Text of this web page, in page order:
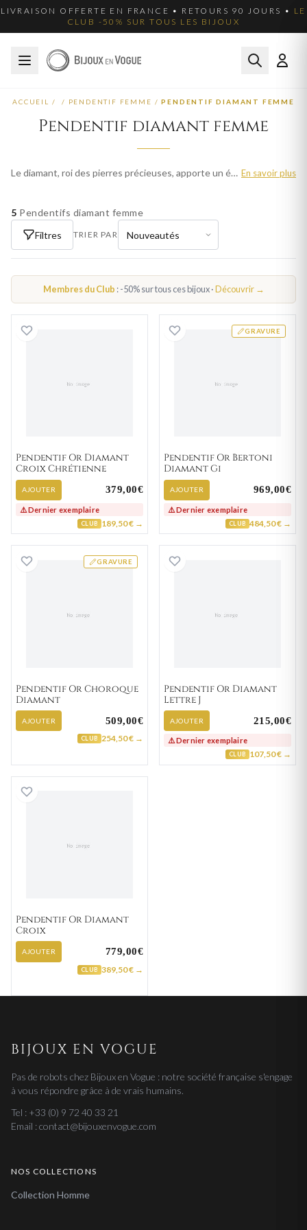
LIVRAISON OFFERTE EN FRANCE • RETOURS 90 JOURS • LE
CLUB -50% SUR TOUS LES BIJOUX
ACCUEIL / / PENDENTIF FEMME / PENDENTIF DIAMANT FEMME
Pendentif diamant femme
Le diamant, roi des pierres précieuses, apporte un éclat incomparable à chaque bijou. Nos pendentifs diamant femme sont sertis avec précision pour maximiser la brillance de chaque pierre. Parcourez plus de 124 modèles pour femme et trouvez la pièce qui sublimera votre style. Livraison offerte en France métropolitaine. En savoir plus
5 Pendentifs diamant femme
Filtres
TRIER PAR
Membres du Club : -50% sur tous ces bijoux ·Découvrir →
Pendentif Or Diamant Croix Chrétienne
Pendentif Or Diamant
Croix Chrétienne
AJOUTER 379,00€
⚠️ Dernier exemplaire
CLUB 189,50 € →
GRAVURE
Pendentif Or
Pendentif Or Bertoni
Diamant Gi
AJOUTER 969,00€
⚠️ Dernier exemplaire
CLUB 484,50 € →
GRAVURE
Pendentif Or Choroque Diamant
Pendentif Or Choroque
Diamant
AJOUTER 509,00€
CLUB 254,50 € →
Pendentif Or Diamant
Lettre J
AJOUTER 215,00€
⚠️ Dernier exemplaire
CLUB 107,50 € →
Pendentif Or Diamant
Croix
AJOUTER 779,00€
CLUB 389,50 € →
BIJOUX EN VOGUE
Pas de robots chez Bijoux en Vogue : notre société française s'engage
à vous répondre grâce à de vrais humains.
Tel : +33 (0) 9 72 40 33 21
Email : contact@bijouxenvogue.com
NOS COLLECTIONS
Collection Homme